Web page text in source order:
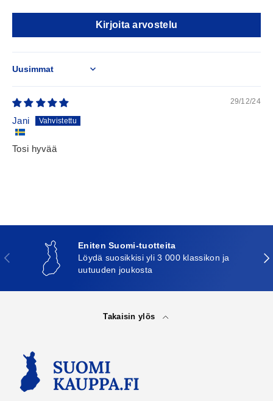
Kirjoita arvostelu
Sort by
29/12/24
Jani
Tosi hyvää
Edellinen
Eniten Suomi-tuotteita
Löydä suosikkisi yli 3 000 klassikon ja
uutuuden joukosta
Takaisin ylös